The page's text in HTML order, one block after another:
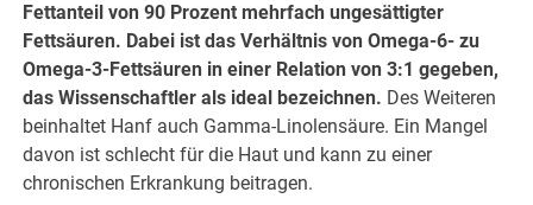
Fettanteil von 90 Prozent mehrfach ungesättigter
Fettsäuren. Dabei ist das Verhältnis von Omega-6- zu
Omega-3-Fettsäuren in einer Relation von 3:1 gegeben,
das Wissenschaftler als ideal bezeichnen. Des Weiteren
beinhaltet Hanf auch Gamma-Linolensäure. Ein Mangel
davon ist schlecht für die Haut und kann zu einer
chronischen Erkrankung beitragen.